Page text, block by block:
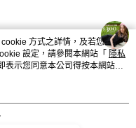
方式之詳情，及若您不希
設定，請參閱本網站「 隱私
表示您同意本公司得按本網站使